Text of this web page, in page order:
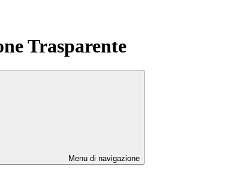
Trasparente
Menu di navigazione